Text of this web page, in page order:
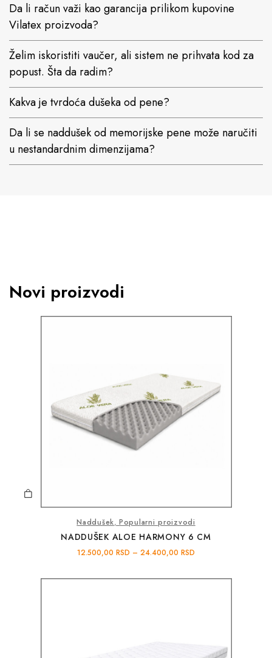
Da li račun važi kao garancija prilikom kupovine
Vilatex proizvoda?
Želim iskoristiti vaučer, ali sistem ne prihvata kod za
popust. Šta da radim?
Kakva je tvrdoća dušeka od pene?
Da li se naddušek od memorijske pene može naručiti
u nestandardnim dimenzijama?
Novi proizvodi
Naddušek,Popularni proizvodi
NADDUŠEK ALOE HARMONY 6 CM
12.500,00 RSD – 24.400,00 RSD